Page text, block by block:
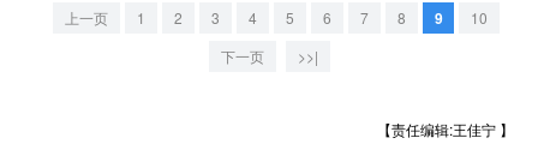
地方频道
河北
江苏
上一页 1 2 3 4 5 6 7 8 9
10
下一页
>>|
【责任编辑:王佳宁 】